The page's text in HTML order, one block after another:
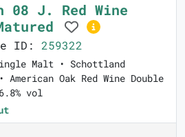
08 J. Red Wine
ID: 259322
Malt • Schottland
American Oak Red Wine Double
vol